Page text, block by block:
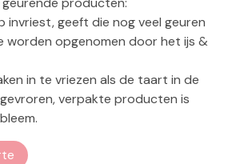
invriest, geeft die nog veel geuren
worden opgenomen door het ijs &
in te vriezen als de taart in de
verpakte producten is